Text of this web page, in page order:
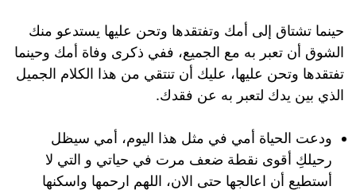
حينما تشتاق إلى أمك وتفتقدها وتحن عليها يستدعو منك
الشوق أن تعبر به مع الجميع، ففي ذكرى وفاة أمك وحينما
تفتقدها وتحن عليها، عليك أن تنتقي من هذا الكلام الجميل
الذي بين يدك لتعبر به عن فقدك.
ودعت الحياة أمي في مثل هذا اليوم، أمي سيظل
رحيلكِ أقوى نقطة ضعف مرت في حياتي و التي لا
أستطيع أن اعالجها حتى الان، اللهم ارحمها واسكنها